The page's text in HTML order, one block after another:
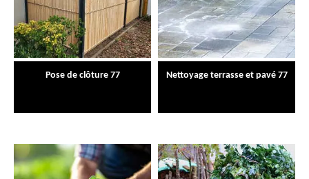
Pose de clôture 77 Nettoyage terrasse et pavé 77